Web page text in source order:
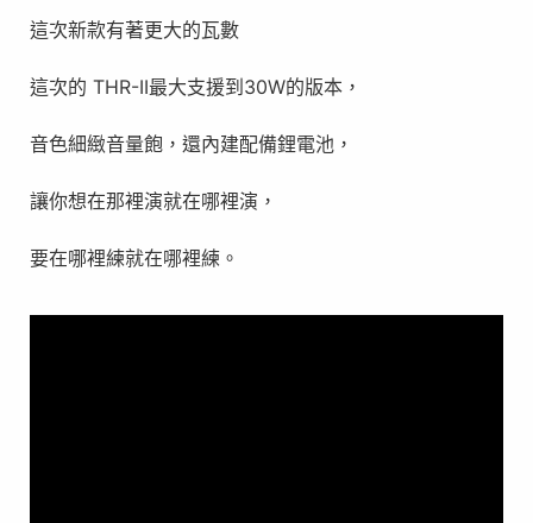
這次新款有著更大的瓦數
這次的 THR-II最大支援到30W的版本，
音色細緻音量飽，還內建配備鋰電池，
讓你想在那裡演就在哪裡演，
要在哪裡練就在哪裡練。